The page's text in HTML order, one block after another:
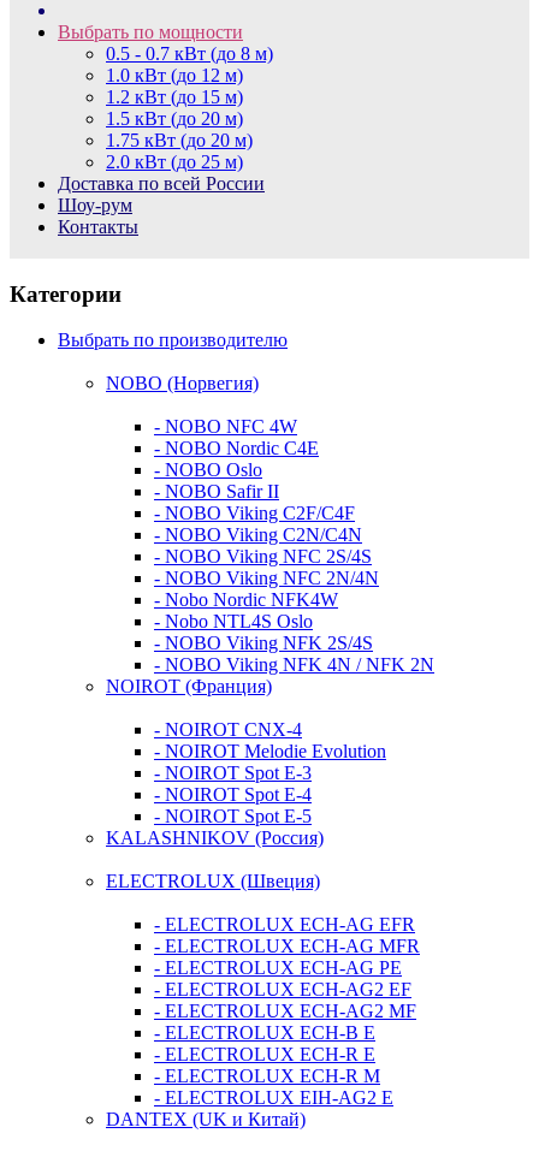
Выбрать по мощности
0.5 - 0.7 кВт (до 8 м)
1.0 кВт (до 12 м)
1.2 кВт (до 15 м)
1.5 кВт (до 20 м)
1.75 кВт (до 20 м)
2.0 кВт (до 25 м)
Доставка по всей России
Шоу-рум
Контакты
Категории
Выбрать по производителю
NOBO (Норвегия)
- NOBO NFC 4W
- NOBO Nordic C4E
- NOBO Oslo
- NOBO Safir II
- NOBO Viking C2F/C4F
- NOBO Viking C2N/C4N
- NOBO Viking NFC 2S/4S
- NOBO Viking NFС 2N/4N
- Nobo Nordic NFK4W
- Nobo NTL4S Oslo
- NOBO Viking NFK 2S/4S
- NOBO Viking NFK 4N / NFK 2N
NOIROT (Франция)
- NOIROT CNX-4
- NOIROT Melodie Evolution
- NOIROT Spot E-3
- NOIROT Spot E-4
- NOIROT Spot E-5
KALASHNIKOV (Россия)
ELECTROLUX (Швеция)
- ELECTROLUX ECH-AG EFR
- ELECTROLUX ECH-AG MFR
- ELECTROLUX ECH-AG PE
- ELECTROLUX ECH-AG2 EF
- ELECTROLUX ECH-AG2 MF
- ELECTROLUX ECH-B E
- ELECTROLUX ECH-R E
- ELECTROLUX ECH-R M
- ELECTROLUX EIH-AG2 E
DANTEX (UK и Китай)